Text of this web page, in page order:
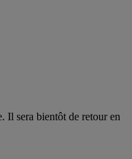
sera bientôt de retour en